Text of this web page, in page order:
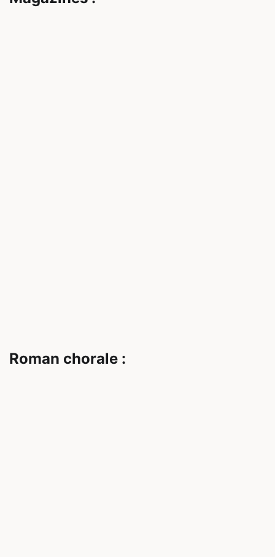
Roman chorale :